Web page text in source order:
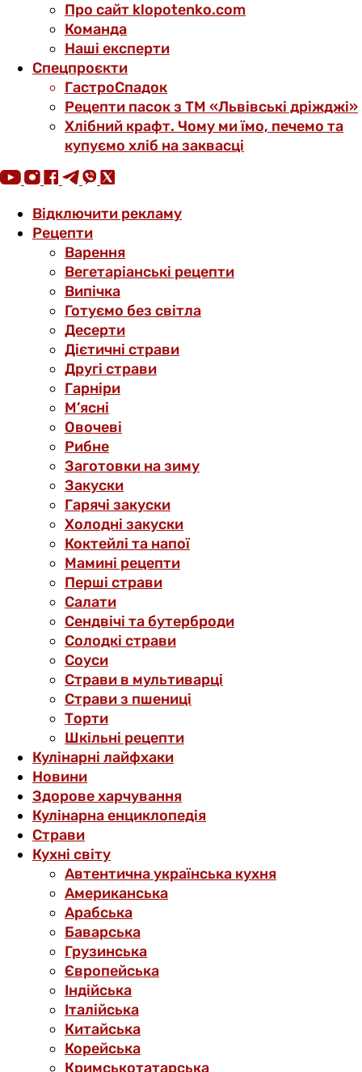
Про сайт klopotenko.com
Команда
Наші експерти
Спецпроєкти
ГастроСпадок
Рецепти пасок з ТМ «Львівські дріжджі»
Хлібний крафт. Чому ми їмо, печемо та
купуємо хліб на заквасці
Відключити рекламу
Рецепти
Варення
Вегетаріанські рецепти
Випічка
Готуємо без світла
Десерти
Дієтичні страви
Другі страви
Гарніри
М’ясні
Овочеві
Рибне
Заготовки на зиму
Закуски
Гарячі закуски
Холодні закуски
Коктейлі та напої
Мамині рецепти
Перші страви
Салати
Сендвічі та бутерброди
Солодкі страви
Соуси
Страви в мультиварці
Страви з пшениці
Торти
Шкільні рецепти
Кулінарні лайфхаки
Новини
Здорове харчування
Кулінарна енциклопедія
Страви
Кухні світу
Автентична українська кухня
Американська
Арабська
Баварська
Грузинська
Європейська
Індійська
Італійська
Китайська
Корейська
Кримськотатарська